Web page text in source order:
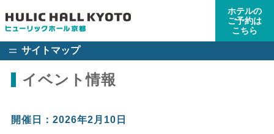
ホテルの
ご予約は
こちら
サイトマップ
イベント情報
開催日：2026年2月10日